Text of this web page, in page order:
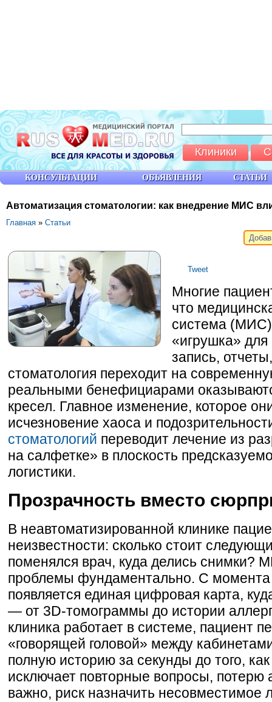
Автоматизация стоматологии: как внедрение МИС
Главная » Статьи
Tweet
Многие
что
система
«игрушка»
запись,
стоматология переходит на
реальными бенефициарами
кресел. Главное изменение, которое
исчезновение хаоса и
стоматологий переводит лечение из
на салфетке» в плоскость
логистики.
Прозрачность вместо
В неавтоматизированной клинике
неизвестности: сколько стоит
поменялся врач, куда делись снимки?
проблемы фундаментально. С момента
появляется единая цифровая карта,
— от 3D-томограммы до истории
клиника работает в системе, пациент
«говорящей головой» между
полную историю за секунды до того,
исключает повторные вопросы, потерю
важно, риск назначить несовместимое
КОНСУЛЬТАЦИИ ОБЪЯВЛЕНИЯ СТАТЬИ
Клиники